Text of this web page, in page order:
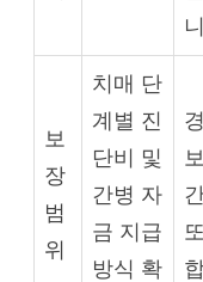
보
장
범
위
치매 단
계별 진
단비 및
간병 자
금 지급
방식 확